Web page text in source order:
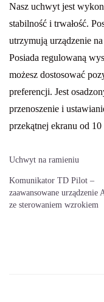
Nasz uchwyt jest
stabilność i trwałość.
utrzymują urządzenie
Posiada regulowaną
możesz dostosować
preferencji. Jest
przenoszenie i
przekątnej ekranu od
Uchwyt na ramieniu
Komunikator TD Pilot –
zaawansowane urządzenie
ze sterowaniem wzrokiem